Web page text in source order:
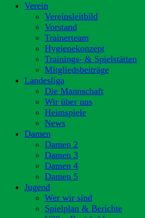
Verein
Vereinsleitbild
Vorstand
Trainerteam
Hygienekonzept
Trainings- & Spielstätten
Mitgliedsbeiträge
Landesliga
Die Mannschaft
Wir über uns
Heimspiele
News
Damen
Damen 2
Damen 3
Damen 4
Damen 5
Jugend
Wer wir sind
Spielplan & Berichte